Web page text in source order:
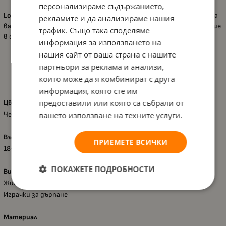
Lorelli – Пингвинчее чудесен спътник в първите приключения на
вашето дете, който съчетава забавление, движение и развитие
в една весела и безопасна играчка.
Характеристики
Цвят
Черен
Възраст - диапазон
18+ месеца
Вид
Животни
Играчки за дърпане
Материал
персонализираме съдържанието,
рекламите и да анализираме нашия
трафик. Също така споделяме
информация за използването на
нашия сайт от ваша страна с нашите
партньори за реклама и анализи,
които може да я комбинират с друга
информация, която сте им
предоставили или която са събрали от
вашето използване на техните услуги.
ПРИЕМЕТЕ ВСИЧКИ
ПОКАЖЕТЕ ПОДРОБНОСТИ